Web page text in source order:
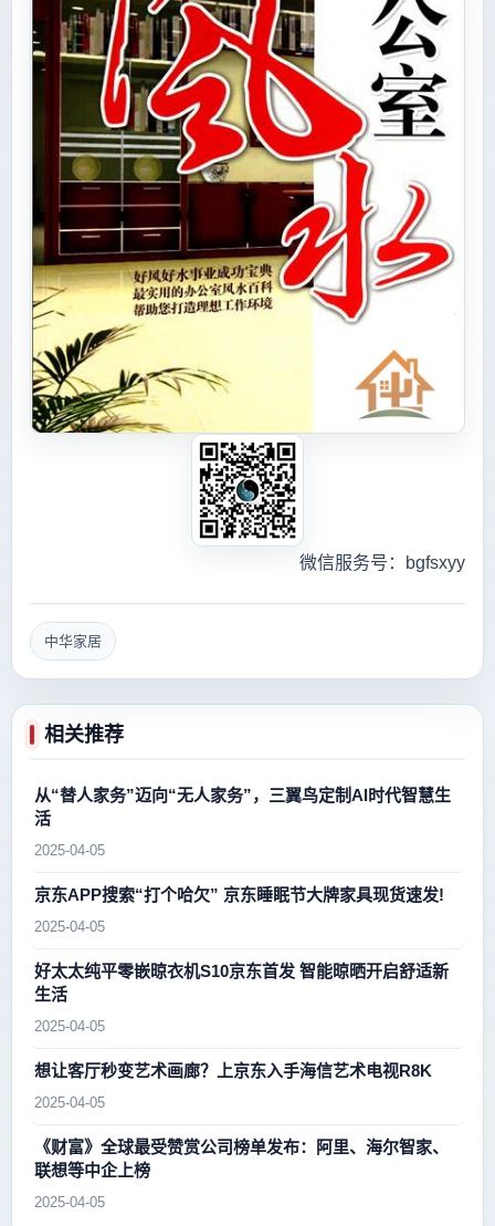
微信服务号：bgfsxyy
中华家居
相关推荐
从“替人家务”迈向“无人家务”，三翼鸟定制AI时代智慧生
活
2025-04-05
京东APP搜索“打个哈欠” 京东睡眠节大牌家具现货速发!
2025-04-05
好太太纯平零嵌晾衣机S10京东首发 智能晾晒开启舒适新
生活
2025-04-05
想让客厅秒变艺术画廊？上京东入手海信艺术电视R8K
2025-04-05
《财富》全球最受赞赏公司榜单发布：阿里、海尔智家、
联想等中企上榜
2025-04-05